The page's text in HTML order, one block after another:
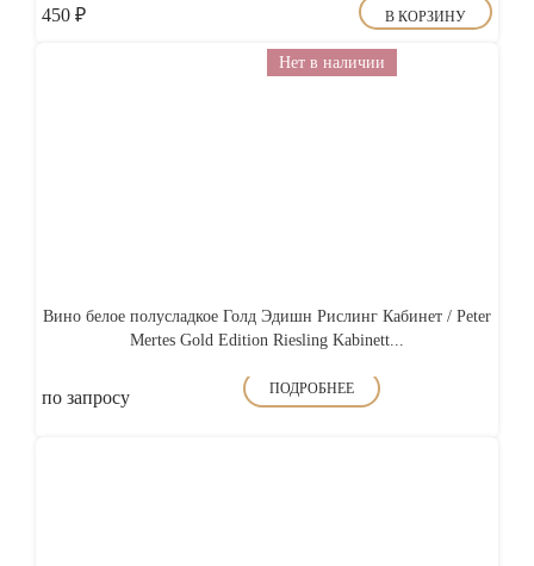
450 ₽ В КОРЗИНУ
Нет в наличии
Вино белое полусладкое Голд Эдишн Рислинг Кабинет / Peter
Mertes Gold Edition Riesling Kabinett...
по запросу ПОДРОБНЕЕ